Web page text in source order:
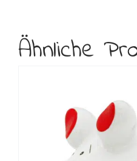
Ähnliche